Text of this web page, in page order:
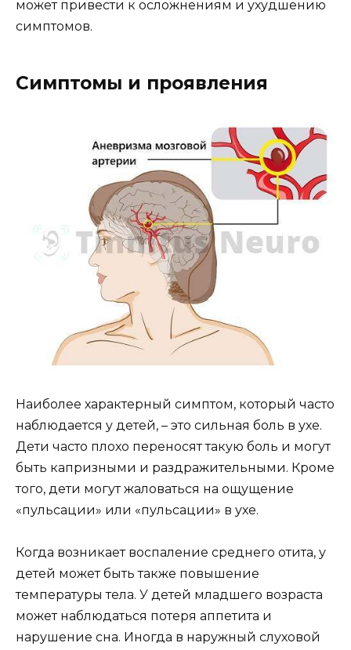
может привести к осложнениям и ухудшению
симптомов.
Симптомы и проявления
Наиболее характерный симптом, который часто
наблюдается у детей, – это сильная боль в ухе.
Дети часто плохо переносят такую боль и могут
быть капризными и раздражительными. Кроме
того, дети могут жаловаться на ощущение
«пульсации» или «пульсации» в ухе.
Когда возникает воспаление среднего отита, у
детей может быть также повышение
температуры тела. У детей младшего возраста
может наблюдаться потеря аппетита и
нарушение сна. Иногда в наружный слуховой